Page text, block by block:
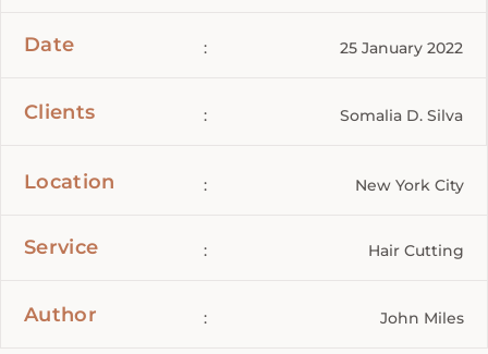
Date : 25 January 2022
Clients : Somalia D. Silva
Location : New York City
Service : Hair Cutting
Author : John Miles